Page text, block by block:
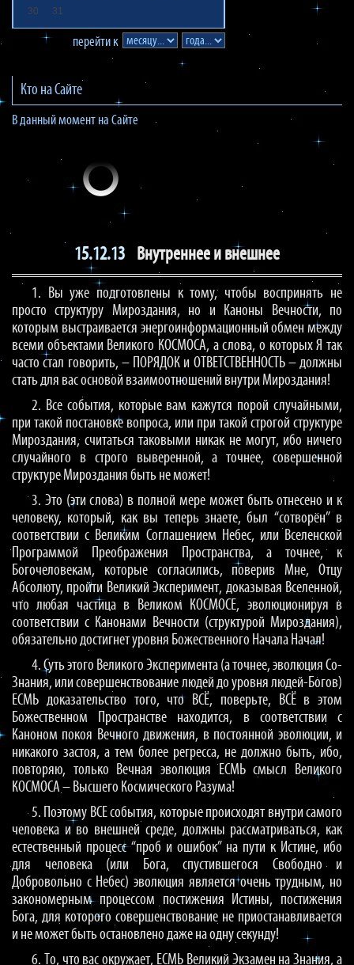
30
31
перейти к
Кто на Сайте
В данный момент на Сайте
15.12.13 Внутреннее и внешнее
1. Вы уже подготовлены к тому, чтобы воспринять не
просто структуру Мироздания, но и Каноны Вечности, по
которым выстраивается энергоинформационный обмен между
всеми объектами Великого КОСМОСА, а слова, о которых Я так
часто стал говорить, – ПОРЯДОК и ОТВЕТСТВЕННОСТЬ – должны
стать для вас основой взаимоотношений внутри Мироздания!
2. Все события, которые вам кажутся порой случайными,
при такой постановке вопроса, или при такой строгой структуре
Мироздания, считаться таковыми никак не могут, ибо ничего
случайного в строго выверенной, а точнее, совершенной
структуре Мироздания быть не может!
3. Это (эти слова) в полной мере может быть отнесено и к
человеку, который, как вы теперь знаете, был “сотворён” в
соответствии с Великим Соглашением Небес, или Вселенской
Программой Преображения Пространства, а точнее, к
Богочеловекам, которые согласились, поверив Мне, Отцу
Абсолюту, пройти Великий Эксперимент, доказывая Вселенной,
что любая частица в Великом КОСМОСЕ, эволюционируя в
соответствии с Канонами Вечности (структурой Мироздания),
обязательно достигнет уровня Божественного Начала Начал!
4. Суть этого Великого Эксперимента (а точнее, эволюция Со-
Знания, или совершенствование людей до уровня людей-Богов)
ЕСМЬ доказательство того, что ВСЁ, поверьте, ВСЁ в этом
Божественном Пространстве находится, в соответствии с
Каноном покоя Вечного движения, в постоянной эволюции, и
никакого застоя, а тем более регресса, не должно быть, ибо,
повторяю, только Вечная эволюция ЕСМЬ смысл Великого
КОСМОСА – Высшего Космического Разума!
5. Поэтому ВСЕ события, которые происходят внутри самого
человека и во внешней среде, должны рассматриваться, как
естественный процесс “проб и ошибок” на пути к Истине, ибо
для человека (или Бога, спустившегося Свободно и
Добровольно с Небес) эволюция является очень трудным, но
закономерным процессом постижения Истины, постижения
Бога, для которого совершенствование не приостанавливается
и не может быть остановлено даже на одну секунду!
6. То, что вас окружает, ЕСМЬ Великий Экзамен на Знания, а